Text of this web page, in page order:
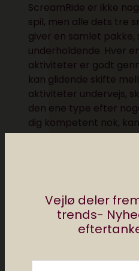
Vejlø deler
trends-
ScreamRide er ikke
spil, men alle dets tre
giver en samlet
underholdende. Hver
aktiviteter er godt
kan glidende skifte
aktiviteter undervejs,
den ene type efter
dig kompetent nok,
rutschebaner med